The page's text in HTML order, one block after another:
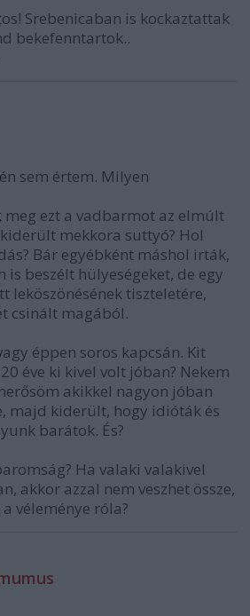
Srebenicaban is kockaztattak
bekefenntartok..
sem értem. Milyen
ezt a vadbarmot az elmúlt
mekkora suttyó? Hol
Bár egyébként máshol irták,
beszélt hülyeségeket, de egy
leköszönésének tiszteletére,
csinált magából.
éppen soros kapcsán. Kit
éve ki kivel volt jóban? Nekem
akikkel nagyon jóban
majd kiderült, hogy idióták és
barátok. És?
Ha valaki valakivel
akkor azzal nem veszhet össze,
véleménye róla?